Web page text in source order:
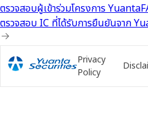
ตรวจสอบผู้เข้าร่วมโครงการ
ตรวจสอบ IC ที่ได้รับการยืนยันจาก
Privacy
Policy